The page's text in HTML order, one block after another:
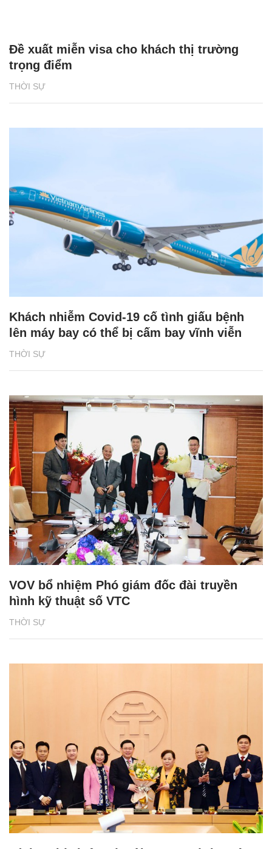
THỜI SỰ
Đề xuất miễn visa cho khách thị trường
trọng điểm
THỜI SỰ
Khách nhiễm Covid-19 cố tình giấu bệnh
lên máy bay có thể bị cấm bay vĩnh viễn
THỜI SỰ
VOV bổ nhiệm Phó giám đốc đài truyền
hình kỹ thuật số VTC